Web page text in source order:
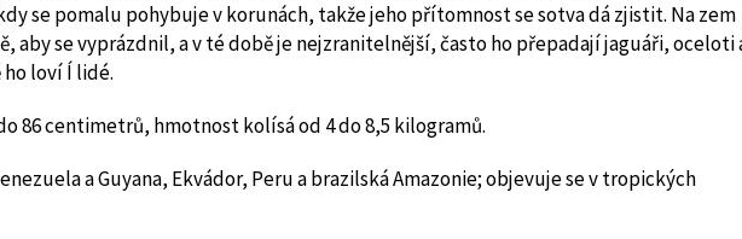
se pomalu pohybuje v korunách, takže jeho přítomnost se sotva dá zjistit. Na zem
aby se vyprázdnil, a v té době je nejzranitelnější, často ho přepadají jaguáři, oceloti
loví Í lidé.
86 centimetrů, hmotnost kolísá od 4 do 8,5 kilogramů.
a Guyana, Ekvádor, Peru a brazilská Amazonie; objevuje se v tropických